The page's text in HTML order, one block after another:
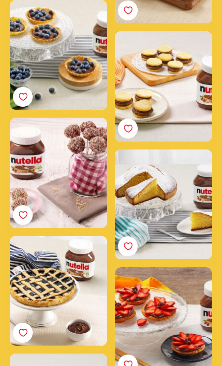
Košíčky s čučoriedkami a
nátierkou Nutella®
nátierkou Nutella®
Nutella® tortové lízanky
nátierkou Nutella®
Koláč s nátierkou
Nutella<sup>®</sup> a
čučoriedkami
Minitortičky s nátierkou
Nutella® a jahodami
Jablkový koláč s posýpkou